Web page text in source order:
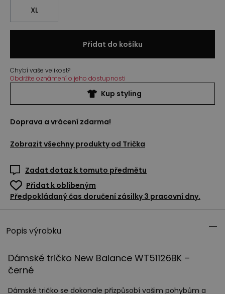
XL
Přidat do košíku
Chybí vaše velikost?
Obdržíte oznámení o jeho dostupnosti
Kup styling
Doprava a vrácení zdarma!
Zobrazit všechny produkty od Trička
Zadat dotaz k tomuto předmětu
Přidat k oblíbeným
Předpokládaný čas doručení zásilky 3 pracovní dny.
Popis výrobku
Dámské tričko New Balance WT51126BK –
černé
Dámské tričko se dokonale přizpůsobí vašim pohybům a